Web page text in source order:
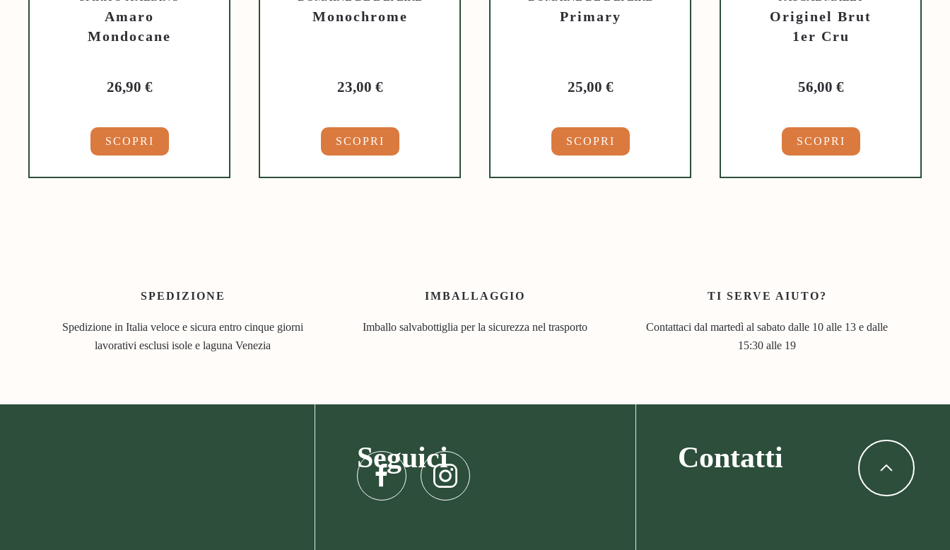
Amaro
Mondocane
26,90 €
SCOPRI
Monochrome
23,00 €
SCOPRI
Primary
25,00 €
SCOPRI
Originel Brut
1er Cru
56,00 €
SCOPRI
SPEDIZIONE
Spedizione in Italia veloce e sicura entro cinque giorni
lavorativi esclusi isole e laguna Venezia
IMBALLAGGIO
Imballo salvabottiglia per la sicurezza nel trasporto
TI SERVE AIUTO?
Contattaci dal martedì al sabato dalle 10 alle 13 e dalle
15:30 alle 19
Seguici Contatti